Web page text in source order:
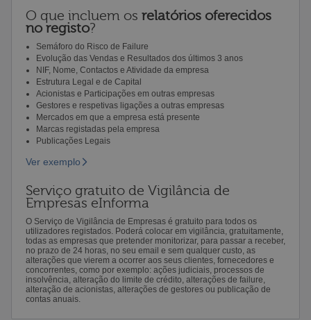
O que incluem os relatórios oferecidos
no registo?
Semáforo do Risco de Failure
Evolução das Vendas e Resultados dos últimos 3 anos
NIF, Nome, Contactos e Atividade da empresa
Estrutura Legal e de Capital
Acionistas e Participações em outras empresas
Gestores e respetivas ligações a outras empresas
Mercados em que a empresa está presente
Marcas registadas pela empresa
Publicações Legais
Ver exemplo
Serviço gratuito de Vigilância de
Empresas eInforma
O Serviço de Vigilância de Empresas é gratuito para todos os
utilizadores registados. Poderá colocar em vigilância, gratuitamente,
todas as empresas que pretender monitorizar, para passar a receber,
no prazo de 24 horas, no seu email e sem qualquer custo, as
alterações que vierem a ocorrer aos seus clientes, fornecedores e
concorrentes, como por exemplo: ações judiciais, processos de
insolvência, alteração do limite de crédito, alterações de failure,
alteração de acionistas, alterações de gestores ou publicação de
contas anuais.